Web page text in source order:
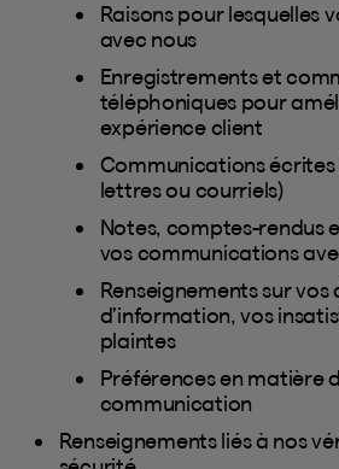
Raisons pour lesquelles
avec nous
Enregistrements et
téléphoniques pour
expérience client
Communications écrites
lettres ou courriels)
Notes, comptes-rendus
vos communications
Renseignements sur vos
d’information, vos
plaintes
Préférences en matière
communication
Renseignements liés à nos